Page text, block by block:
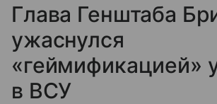
Глава Генштаба
ужаснулся
«геймификацией»
в ВСУ